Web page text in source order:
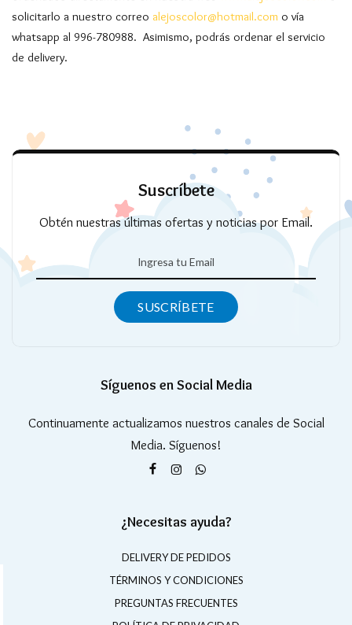
solicitarlo a nuestro correo alejoscolor@hotmail.com o vía
whatsapp al 996-780988. Asimismo, podrás ordenar el servicio
de delivery.
Suscríbete
Obtén nuestras últimas ofertas y noticias por Email.
SUSCRÍBETE
Síguenos en Social Media
Continuamente actualizamos nuestros canales de Social
Media. Síguenos!
¿Necesitas ayuda?
DELIVERY DE PEDIDOS
TÉRMINOS Y CONDICIONES
PREGUNTAS FRECUENTES